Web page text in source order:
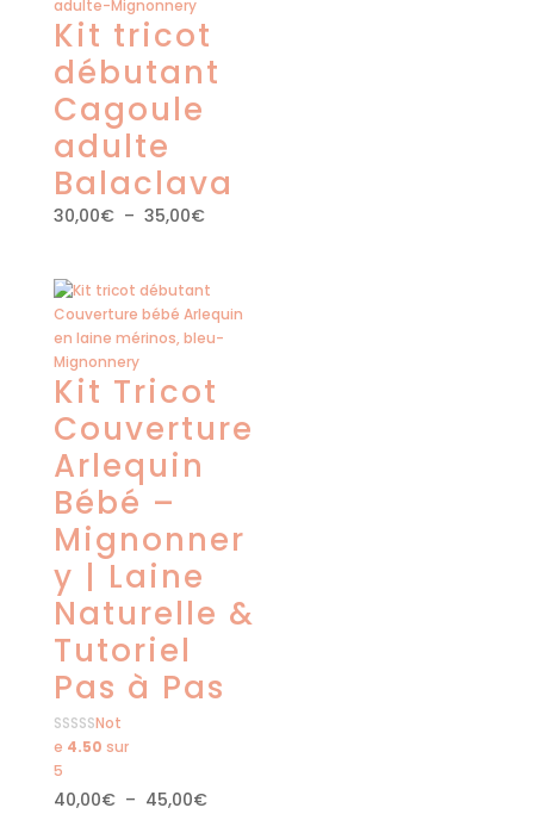
Kit tricot
débutant
Cagoule
adulte
Balaclava
30,00€ – 35,00€Plage
30,00€
à
35,00€
Kit Tricot
Couverture
Arlequin
Bébé –
Mignonner
y | Laine
Naturelle &
Tutoriel
Pas à Pas
Not
e 4.50 sur
5
40,00€ – 45,00€Plage